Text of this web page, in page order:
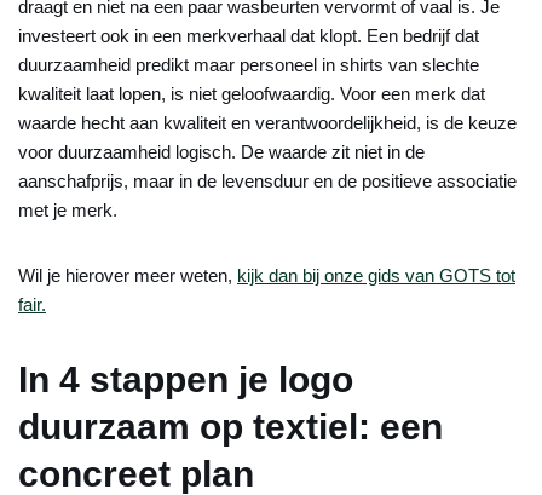
draagt en niet na een paar wasbeurten vervormt of vaal is. Je
investeert ook in een merkverhaal dat klopt. Een bedrijf dat
duurzaamheid predikt maar personeel in shirts van slechte
kwaliteit laat lopen, is niet geloofwaardig. Voor een merk dat
waarde hecht aan kwaliteit en verantwoordelijkheid, is de keuze
voor duurzaamheid logisch. De waarde zit niet in de
aanschafprijs, maar in de levensduur en de positieve associatie
met je merk.
Wil je hierover meer weten, kijk dan bij onze gids van GOTS tot
fair.
In 4 stappen je logo
duurzaam op textiel: een
concreet plan